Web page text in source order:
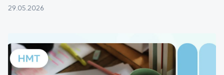
29.05.2026